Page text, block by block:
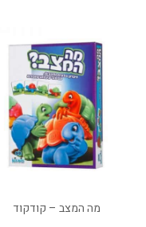
מה המצב – קודקוד